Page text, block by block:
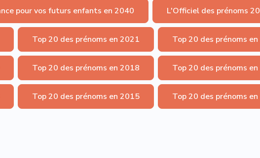
pour vos futurs enfants en 2040 L'Officiel des prénoms
Top 20 des prénoms en 2021 Top 20 des prénoms
Top 20 des prénoms en 2018 Top 20 des prénoms
Top 20 des prénoms en 2015 Top 20 des prénoms